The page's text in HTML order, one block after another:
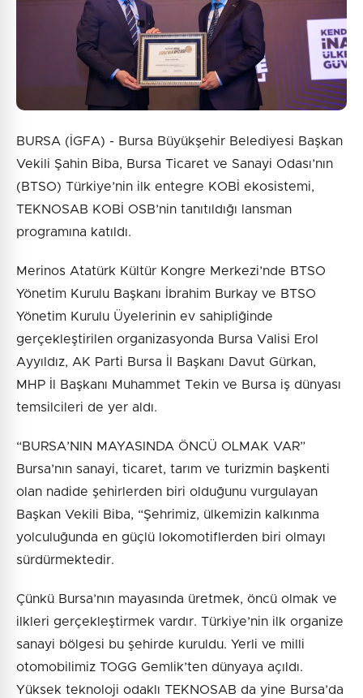
Gönder
BURSA (İGFA) - Bursa Büyükşehir Belediyesi Başkan
Vekili Şahin Biba, Bursa Ticaret ve Sanayi Odası’nın
(BTSO) Türkiye’nin ilk entegre KOBİ ekosistemi,
TEKNOSAB KOBİ OSB’nin tanıtıldığı lansman
programına katıldı.
Merinos Atatürk Kültür Kongre Merkezi’nde BTSO
Yönetim Kurulu Başkanı İbrahim Burkay ve BTSO
Yönetim Kurulu Üyelerinin ev sahipliğinde
gerçekleştirilen organizasyonda Bursa Valisi Erol
Ayyıldız, AK Parti Bursa İl Başkanı Davut Gürkan,
MHP İl Başkanı Muhammet Tekin ve Bursa iş dünyası
temsilcileri de yer aldı.
“BURSA’NIN MAYASINDA ÖNCÜ OLMAK VAR”
Bursa’nın sanayi, ticaret, tarım ve turizmin başkenti
olan nadide şehirlerden biri olduğunu vurgulayan
Başkan Vekili Biba, “Şehrimiz, ülkemizin kalkınma
yolculuğunda en güçlü lokomotiflerden biri olmayı
sürdürmektedir.
Çünkü Bursa’nın mayasında üretmek, öncü olmak ve
ilkleri gerçekleştirmek vardır. Türkiye’nin ilk organize
sanayi bölgesi bu şehirde kuruldu. Yerli ve milli
otomobilimiz TOGG Gemlik’ten dünyaya açıldı.
Yüksek teknoloji odaklı TEKNOSAB da yine Bursa’da